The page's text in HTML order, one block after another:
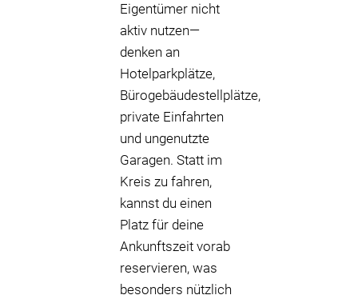
Eigentümer nicht
aktiv nutzen—
denken an
Hotelparkplätze,
Bürogebäudestellplätze,
private Einfahrten
und ungenutzte
Garagen. Statt im
Kreis zu fahren,
kannst du einen
Platz für deine
Ankunftszeit vorab
reservieren, was
besonders nützlich